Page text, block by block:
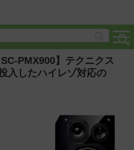
SC-PMX900】テクニクス
入したハイレゾ対応の